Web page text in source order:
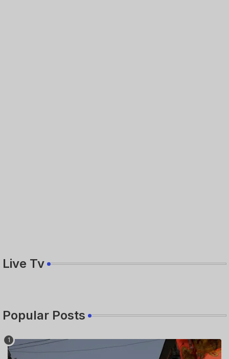
Live Tv
Popular Posts